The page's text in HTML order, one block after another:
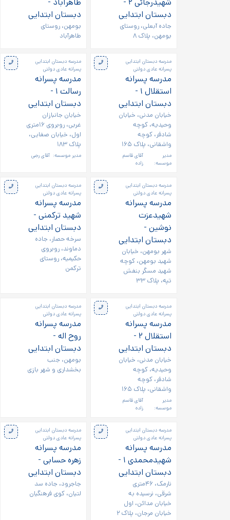
دبستان ابتدایی
جاده آبعلی، روستای
بومهن، پلاک ۸
دبستان ابتدایی
بومهن، روستای
طاهرآباد
مدرسه دبستان ابتدایی
پسرانه عادی دولتی
مدرسه پسرانه
استقلال ۱ -
دبستان ابتدایی
خیابان مدنی، خیابان
وحیدیه، کوچه
شادفر، کوچه
واشقانی، پلاک ۱۶۵
مدیر
موسسه:
آقای قاسم
زاده
مدرسه دبستان ابتدایی
پسرانه عادی دولتی
مدرسه پسرانه
رسالت ۱ -
دبستان ابتدایی
خیابان جانبازان
غربی، روبروی ۱۶متری
اول، خیابان صفایی،
پلاک ۱۸۳
مدیر موسسه: آقای رجبی
مدرسه دبستان ابتدایی
پسرانه عادی دولتی
مدرسه پسرانه
شهیدعزت
نوشین -
دبستان ابتدایی
شهر بومهن، خیابان
شهید بومهن، کوچه
شهید مسگر بنفش
تپه، پلاک ۳۳
مدرسه دبستان ابتدایی
پسرانه عادی دولتی
مدرسه پسرانه
شهید ترکمنی -
دبستان ابتدایی
سرخه حصار، جاده
دماوند، روبروی
حکیمیه، روستای
ترکمن
مدرسه دبستان ابتدایی
پسرانه عادی دولتی
مدرسه پسرانه
استقلال ۲ -
دبستان ابتدایی
خیابان مدنی، خیابان
وحیدیه، کوچه
شادفر، کوچه
واشقانی، پلاک ۱۶۵
مدیر
موسسه:
آقای قاسم
زاده
مدرسه دبستان ابتدایی
پسرانه عادی دولتی
مدرسه پسرانه
روح اله -
دبستان ابتدایی
بومهن، جنب
بخشداری و شهر بازی
مدرسه دبستان ابتدایی
پسرانه عادی دولتی
مدرسه پسرانه
شهیدمحمدی ۱ -
دبستان ابتدایی
نارمک، ۴۶متری
شرقی، نرسیده به
خیابان مدائن، اول
خیابان مرجان، پلاک ۲
مدرسه دبستان ابتدایی
پسرانه عادی دولتی
مدرسه پسرانه
زهره حسابی -
دبستان ابتدایی
جاجرود، جاده سد
لتیان، کوی فرهنگیان